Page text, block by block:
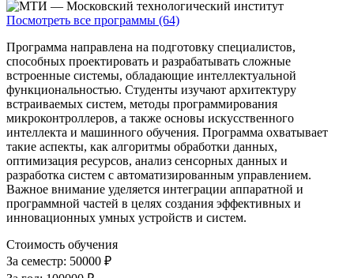
Посмотреть все программы (64)
Программа направлена на подготовку специалистов,
способных проектировать и разрабатывать сложные
встроенные системы, обладающие интеллектуальной
функциональностью. Студенты изучают архитектуру
встраиваемых систем, методы программирования
микроконтроллеров, а также основы искусственного
интеллекта и машинного обучения. Программа охватывает
такие аспекты, как алгоритмы обработки данных,
оптимизация ресурсов, анализ сенсорных данных и
разработка систем с автоматизированным управлением.
Важное внимание уделяется интеграции аппаратной и
программной частей в целях создания эффективных и
инновационных умных устройств и систем.
Стоимость обучения
За семестр: 50000 ₽